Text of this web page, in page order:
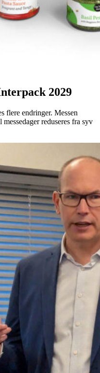
2029
flere endringer. Messen
reduseres fra syv